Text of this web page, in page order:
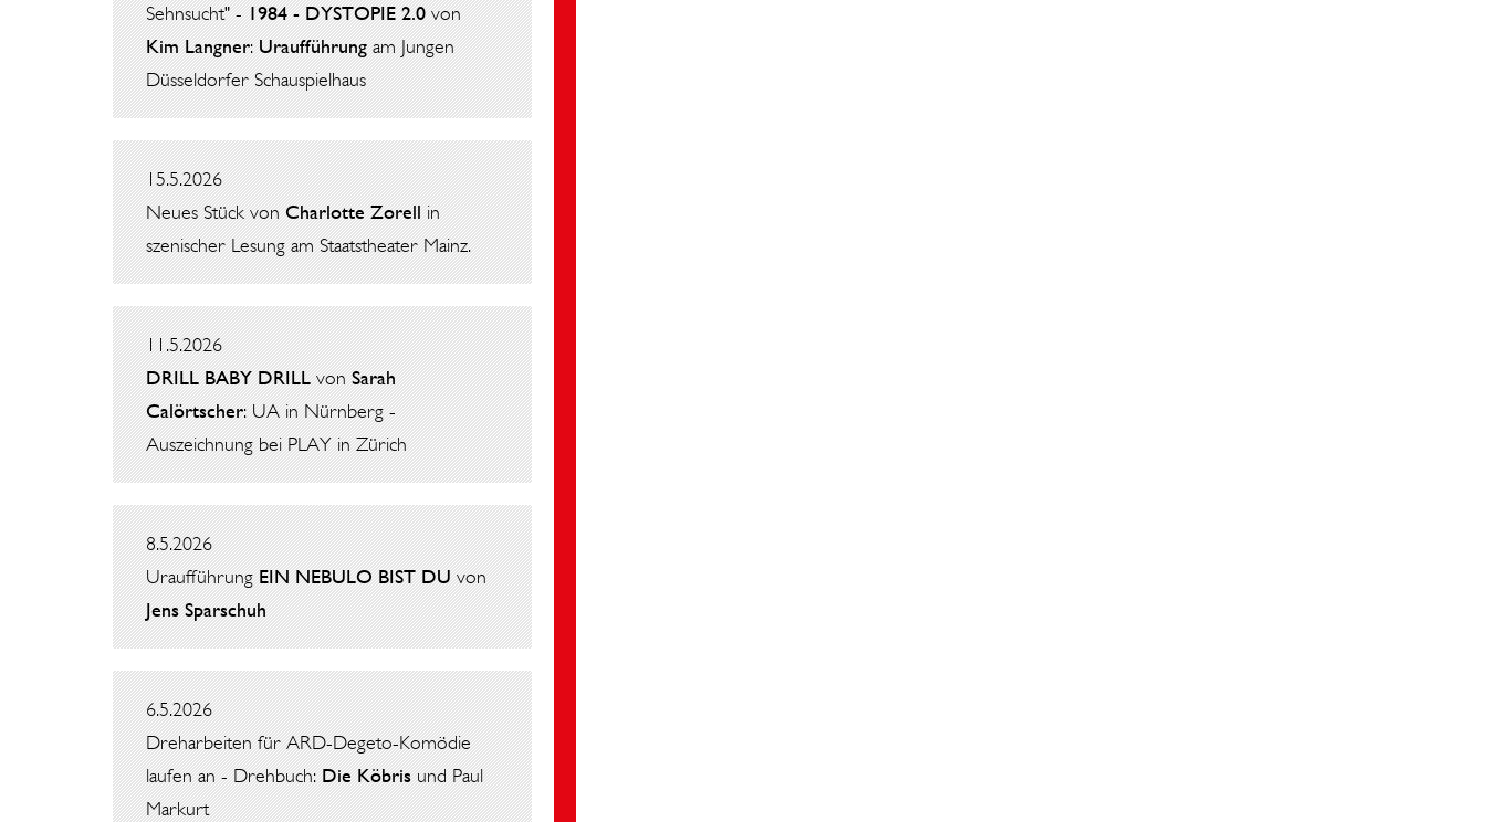
Sehnsucht" -1984 - DYSTOPIE 2.0von
Kim Langner:Uraufführungam Jungen
Düsseldorfer Schauspielhaus
15.5.2026
Neues Stück vonCharlotte Zorellin
szenischer Lesung am Staatstheater Mainz.
11.5.2026
DRILL BABY DRILLvonSarah
Calörtscher: UA in Nürnberg -
Auszeichnung bei PLAY in Zürich
8.5.2026
UraufführungEIN NEBULO BIST DUvon
Jens Sparschuh
6.5.2026
Dreharbeiten für ARD-Degeto-Komödie
laufen an - Drehbuch:Die Köbrisund Paul
Markurt